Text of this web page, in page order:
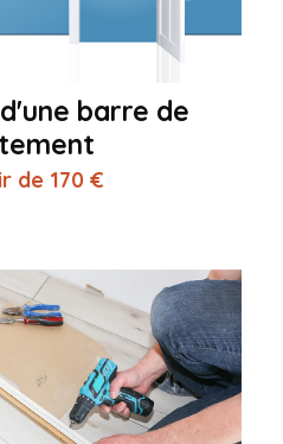
barre de
de 170 €